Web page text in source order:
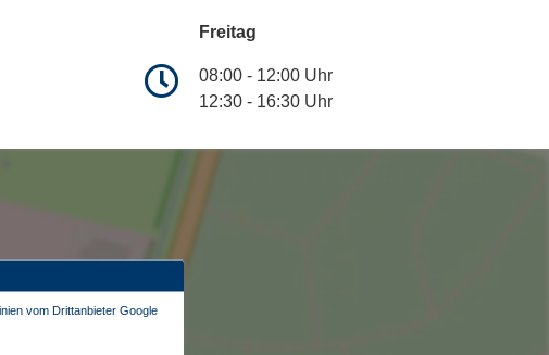
Freitag
08:00 - 12:00 Uhr
12:30 - 16:30 Uhr
vom Drittanbieter Google